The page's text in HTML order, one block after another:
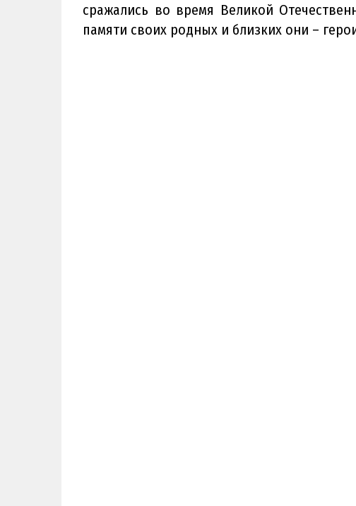
сражались во время Великой
памяти своих родных и близких они –